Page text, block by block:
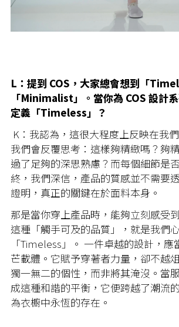
L：提到 COS，大家總會想到「
「Minimalist」。當你為 COS 設計
定義「Timeless」？
K：我認為，這很大程度上反映在我
我們會反覆思考：這樣夠精緻嗎？夠
過了足夠的深思熟慮？而每個細節是
終，我們深信，產品的質感並不需要
證明，真正的關鍵在於面料本身。
那是當你穿上產品時，能夠立刻感受
這種「觸手可及的品質」，就是我們
「Timeless」。 一件卓越的設計，
芒載體。它賦予穿著者力量，卻不越
獨一無二的個性，而非將其淹沒。當
成這種和諧的平衡，它便跨越了潮流
為衣櫥中永恆的存在。